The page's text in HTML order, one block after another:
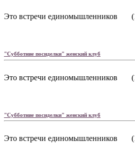
Это встречи единомышленников (1
"Субботние посиделки" женский клуб
Это встречи единомышленников (1
"Субботние посиделки" женский клуб
Это встречи единомышленников (1